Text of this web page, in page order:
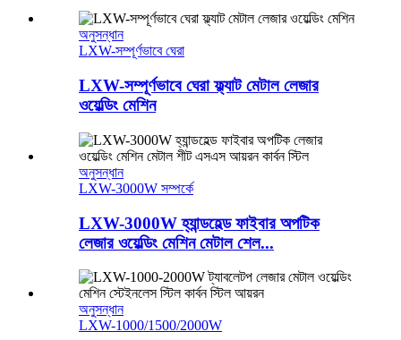
অনুসন্ধান
LXW-সম্পূর্ণভাবে ঘেরা
LXW-সম্পূর্ণভাবে ঘেরা ফ্ল্যাট মেটাল লেজার
ওয়েল্ডিং মেশিন
অনুসন্ধান
LXW-3000W সম্পর্কে
LXW-3000W হ্যান্ডহেল্ড ফাইবার অপটিক
লেজার ওয়েল্ডিং মেশিন মেটাল শেল...
অনুসন্ধান
LXW-1000/1500/2000W